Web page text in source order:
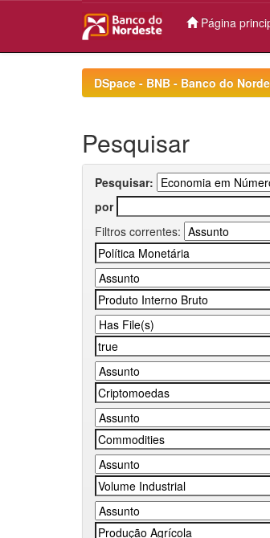
Página
DSpace - BNB - Banco do
Pesquisar
Pesquisar:
por
Filtros correntes: